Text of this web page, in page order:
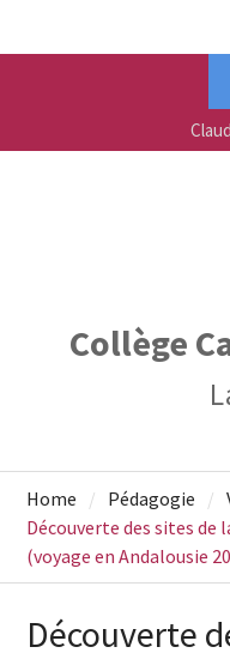
Vente de fournitures
Liste des fournitures
Collège
Home Pédagogie
Découverte des sites de
(voyage en Andalousie
Découverte